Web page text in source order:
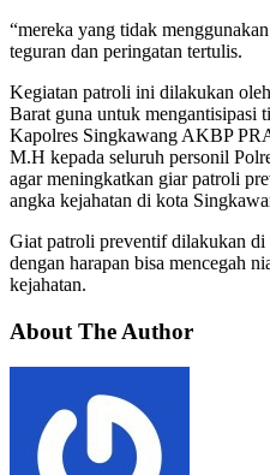
“mereka yang tidak
teguran dan peringatan tertulis.
Kegiatan patroli ini dilakukan
Barat guna untuk mengantisipasi
Kapolres Singkawang AKBP
M.H kepada seluruh personil
agar meningkatkan giar patroli
angka kejahatan di kota
Giat patroli preventif dilakukan di
dengan harapan bisa mencegah
kejahatan.
About The Author